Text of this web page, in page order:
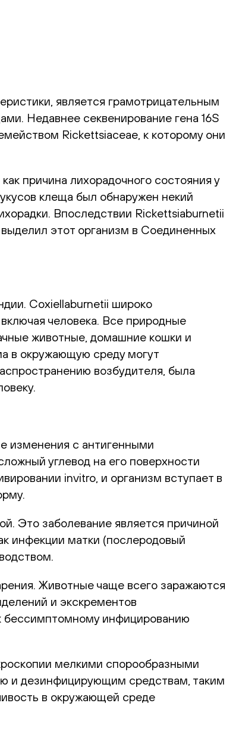
является грамотрицательным
Недавнее секвенирование гена 16S
Rickettsiaceae, к которому они
причина лихорадочного состояния у
клеща был обнаружен некий
Впоследствии Rickettsiaburnetii
этот организм в Соединенных
Coxiellaburnetii широко
человека. Все природные
животные, домашние кошки и
в окружающую среду могут
возбудителя, была
изменения с антигенными
углевод на его поверхности
invitro, и организм вступает в
Это заболевание является причиной
инфекции матки (послеродовый
Животные чаще всего заражаются
и экскрементов
бессимптомному инфицированию
мелкими спорообразными
и дезинфицирующим средствам, таким
в окружающей среде